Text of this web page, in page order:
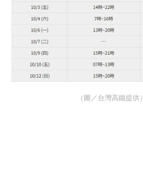
（圖／台灣高鐵提供）